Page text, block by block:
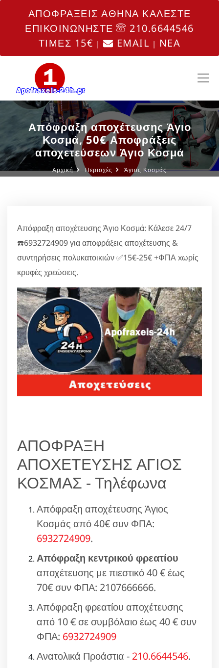
ΑΠΟΦΡΑΞΕΙΣ ΑΘΗΝΑ ΚΑΛΕΣΤΕ
ΕΠΙΚΟΙΝΩΝΗΣΤΕ
210.6644546
ΤΙΜΕΣ 15€ | EMAIL | NEA
Απόφραξη αποχέτευσης Άγιο
Κοσμά, 50€ Αποφράξεις
αποχετεύσεων Άγιο Κοσμά
Αρχική Περιοχές Άγιος Κοσμάς
Απόφραξη αποχέτευσης Άγιο Κοσμά: Κάλεσε 24/7
☎️6932724909 για αποφράξεις αποχέτευσης &
συντηρήσεις πολυκατοικιών ✅15€-25€ +ΦΠΑ xωρίς
κρυφές χρεώσεις.
ΑΠΟΦΡΑΞΗ
ΑΠΟΧΕΤΕΥΣΗΣ ΑΓΙΟΣ
ΚΟΣΜΑΣ - Τηλέφωνα
Απόφραξη αποχέτευσης Άγιος
Κοσμάς από 40€ συν ΦΠΑ:
6932724909.
Απόφραξη κεντρικού φρεατίου
αποχέτευσης με πιεστικό 40 € έως
70€ συν ΦΠΑ: 2107666666.
Απόφραξη φρεατίου αποχέτευσης
από 10 € σε συμβόλαιο έως 40 € συν
ΦΠΑ: 6932724909
Ανατολικά Προάστια - 210.6644546.